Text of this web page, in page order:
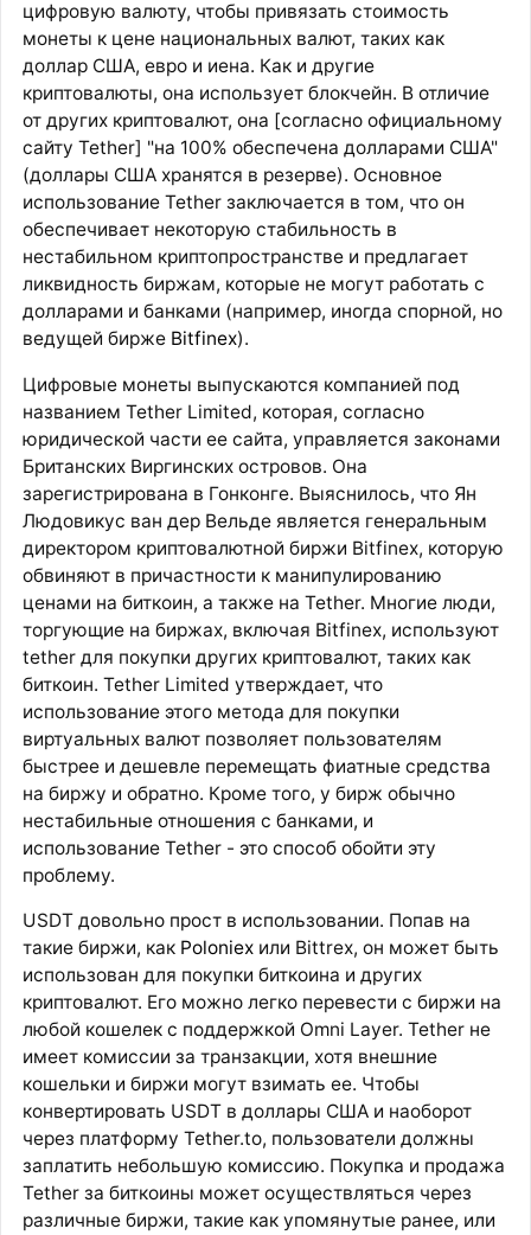
цифровую валюту, чтобы привязать стоимость
монеты к цене национальных валют, таких как
доллар США, евро и иена. Как и другие
криптовалюты, она использует блокчейн. В отличие
от других криптовалют, она [согласно официальному
сайту Tether] "на 100% обеспечена долларами США"
(доллары США хранятся в резерве). Основное
использование Tether заключается в том, что он
обеспечивает некоторую стабильность в
нестабильном криптопространстве и предлагает
ликвидность биржам, которые не могут работать с
долларами и банками (например, иногда спорной, но
ведущей бирже Bitfinex).
Цифровые монеты выпускаются компанией под
названием Tether Limited, которая, согласно
юридической части ее сайта, управляется законами
Британских Виргинских островов. Она
зарегистрирована в Гонконге. Выяснилось, что Ян
Людовикус ван дер Вельде является генеральным
директором криптовалютной биржи Bitfinex, которую
обвиняют в причастности к манипулированию
ценами на биткоин, а также на Tether. Многие люди,
торгующие на биржах, включая Bitfinex, используют
tether для покупки других криптовалют, таких как
биткоин. Tether Limited утверждает, что
использование этого метода для покупки
виртуальных валют позволяет пользователям
быстрее и дешевле перемещать фиатные средства
на биржу и обратно. Кроме того, у бирж обычно
нестабильные отношения с банками, и
использование Tether - это способ обойти эту
проблему.
USDT довольно прост в использовании. Попав на
такие биржи, как Poloniexили Bittrex, он может быть
использован для покупки биткоина и других
криптовалют. Его можно легко перевести с биржи на
любой кошелек с поддержкой Omni Layer. Tether не
имеет комиссии за транзакции, хотя внешние
кошельки и биржи могут взимать ее. Чтобы
конвертировать USDT в доллары США и наоборот
через платформу Tether.to, пользователи должны
заплатить небольшую комиссию. Покупка и продажа
Tether за биткоины может осуществляться через
различные биржи, такие как упомянутые ранее, или